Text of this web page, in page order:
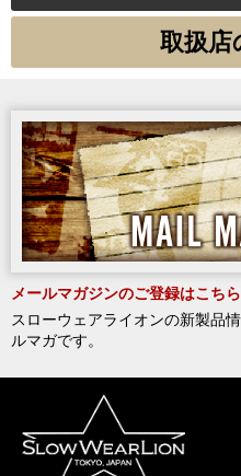
取扱店
メールマガジンのご登録はこちら
スローウェアライオンの新製品
ルマガです。